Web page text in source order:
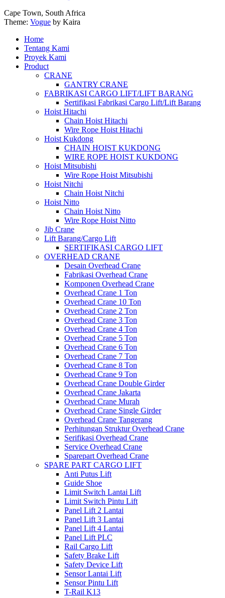
Cape Town, South Africa
Theme: Vogue by Kaira
Home
Tentang Kami
Proyek Kami
Product
CRANE
GANTRY CRANE
FABRIKASI CARGO LIFT/LIFT BARANG
Sertifikasi Fabrikasi Cargo Lift/Lift Barang
Hoist Hitachi
Chain Hoist Hitachi
Wire Rope Hoist Hitachi
Hoist Kukdong
CHAIN HOIST KUKDONG
WIRE ROPE HOIST KUKDONG
Hoist Mitsubishi
Wire Rope Hoist Mitsubishi
Hoist Nitchi
Chain Hoist Nitchi
Hoist Nitto
Chain Hoist Nitto
Wire Rope Hoist Nitto
Jib Crane
Lift Barang/Cargo Lift
SERTIFIKASI CARGO LIFT
OVERHEAD CRANE
Desain Overhead Crane
Fabrikasi Overhead Crane
Komponen Overhead Crane
Overhead Crane 1 Ton
Overhead Crane 10 Ton
Overhead Crane 2 Ton
Overhead Crane 3 Ton
Overhead Crane 4 Ton
Overhead Crane 5 Ton
Overhead Crane 6 Ton
Overhead Crane 7 Ton
Overhead Crane 8 Ton
Overhead Crane 9 Ton
Overhead Crane Double Girder
Overhead Crane Jakarta
Overhead Crane Murah
Overhead Crane Single Girder
Overhead Crane Tangerang
Perhitungan Struktur Overhead Crane
Serifikasi Overhead Crane
Service Overhead Crane
Sparepart Overhead Crane
SPARE PART CARGO LIFT
Anti Putus Lift
Guide Shoe
Limit Switch Lantai Lift
Limit Switch Pintu Lift
Panel Lift 2 Lantai
Panel Lift 3 Lantai
Panel Lift 4 Lantai
Panel Lift PLC
Rail Cargo Lift
Safety Brake Lift
Safety Device Lift
Sensor Lantai Lift
Sensor Pintu Lift
T-Rail K13